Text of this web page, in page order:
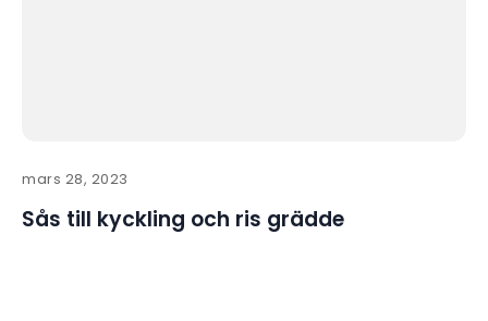
mars 28, 2023
Sås till kyckling och ris grädde